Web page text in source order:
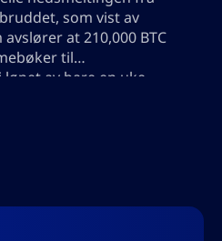
som vist av
at 210,000 BTC
til
av bare en uke.
denne største